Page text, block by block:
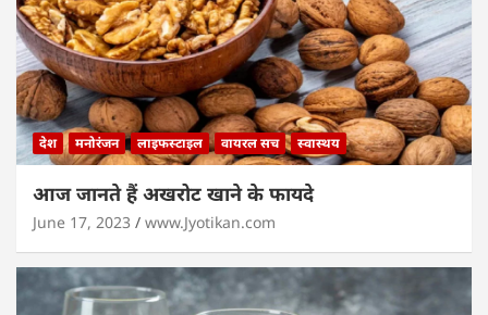
देश मनोरंजन लाइफस्टाइल वायरल सच स्वास्थय
आज जानते हैं अखरोट खाने के फायदे
June 17, 2023 www.Jyotikan.com